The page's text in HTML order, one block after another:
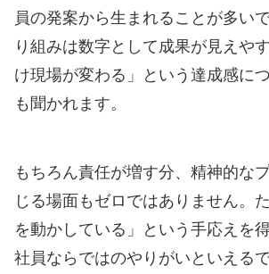
員の発案から生まれることが多い
り組みは数字として成果が見えや
け現場が変わる」という達成感に
も聞かれます。
もちろん責任が増す分、精神的な
じる場面もゼロではありません。
を動かしている」という手応えを
社員ならではのやりがいといえる